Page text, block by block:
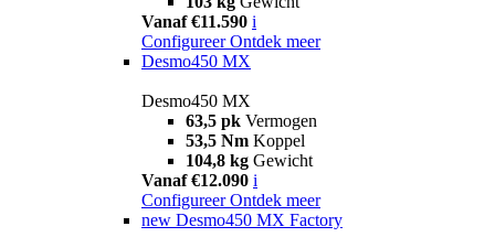
Vanaf €11.590 i
Configureer Ontdek meer
Desmo450 MX
Desmo450 MX
63,5 pk Vermogen
53,5 Nm Koppel
104,8 kg Gewicht
Vanaf €12.090 i
Configureer Ontdek meer
new Desmo450 MX Factory